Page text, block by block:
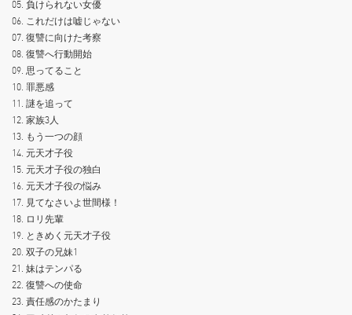
05. 負けられない女優
06. これだけは嘘じゃない
07. 復讐に向けた考察
08. 復讐へ行動開始
09. 思ってること
10. 罪悪感
11. 謎を追って
12. 家族3人
13. もう一つの顔
14. 元天才子役
15. 元天才子役の独白
16. 元天才子役の悩み
17. 見てなさいよ世間様！
18. ロリ先輩
19. ときめく元天才子役
20. 双子の兄妹1
21. 妹はテンパる
22. 復讐への使命
23. 責任感のかたまり